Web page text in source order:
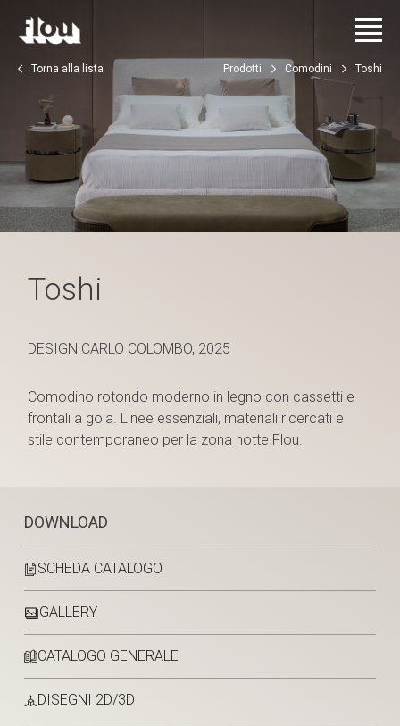
Torna alla lista Prodotti Comodini Toshi
DOWNLOAD
SCHEDA CATALOGO
GALLERY
CATALOGO GENERALE
DISEGNI 2D/3D
Toshi
DESIGN CARLO COLOMBO, 2025
Comodino rotondo moderno in legno con cassetti e
frontali a gola. Linee essenziali, materiali ricercati e
stile contemporaneo per la zona notte Flou.